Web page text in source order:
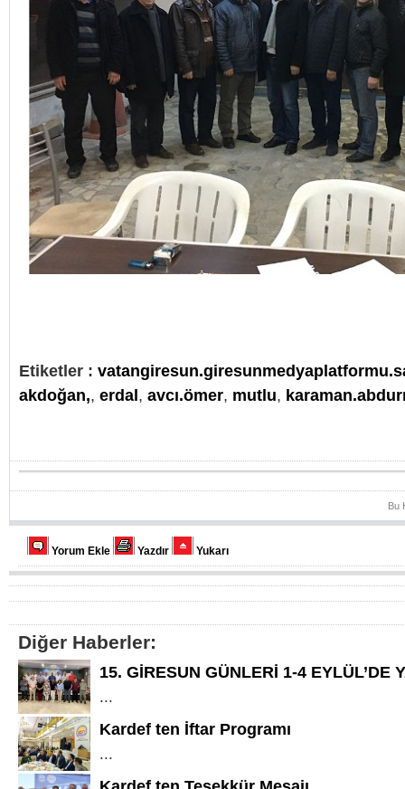
Etiketler :
akdoğan,, erdal, avcı.ömer, mutlu,
Bu
Yorum Ekle Yazdır Yukarı
Diğer Haberler:
15. GİRESUN GÜNLERİ 1-4 EYLÜL’DE
...
Kardef ten İftar Programı
...